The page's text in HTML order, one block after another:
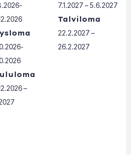
–
7.1.2027 – 5.6.2027
Talviloma
22.2.2027 –
26.2.2027